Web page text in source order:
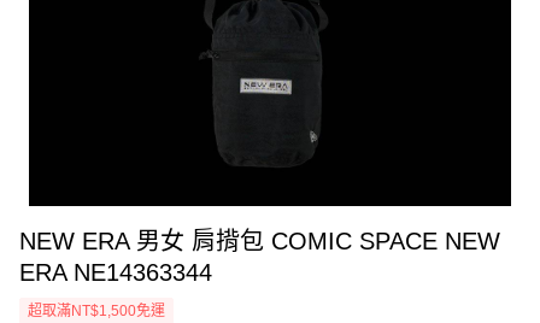
NEW ERA 男女 肩揹包 COMIC SPACE NEW
ERA NE14363344
超取滿NT$1,500免運